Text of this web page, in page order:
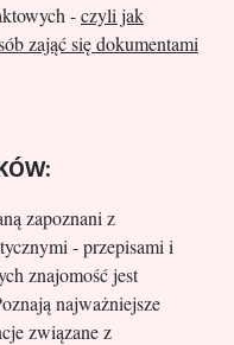
-czyli jak
zająć się dokumentami
zapoznani z
- przepisami i
znajomość jest
najważniejsze
związane z